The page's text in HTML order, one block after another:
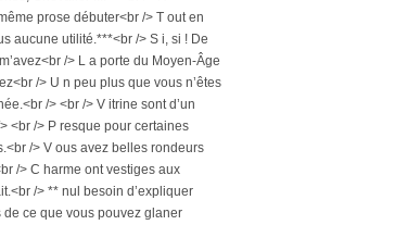
prose débuter<br /> T out en
aucune utilité.***<br /> S i, si ! De
/> L a porte du Moyen-Âge
/> U n peu plus que vous n’êtes
/> <br /> V itrine sont d’un
<br /> P resque pour certaines
/> V ous avez belles rondeurs
/> C harme ont vestiges aux
/> ** nul besoin d’expliquer
de ce que vous pouvez glaner